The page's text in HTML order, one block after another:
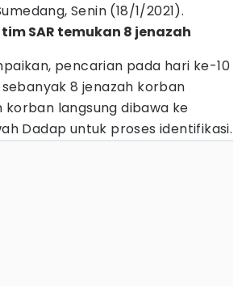
Senin (18/1/2021).
SAR temukan 8 jenazah
pencarian pada hari ke-10
8 jenazah korban
korban langsung dibawa ke
Dadap untuk proses identifikasi.